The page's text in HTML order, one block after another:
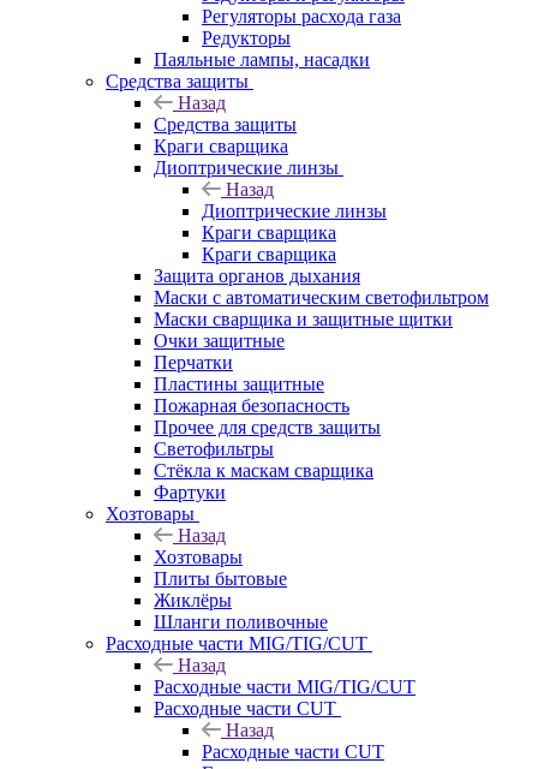
Регуляторы расхода газа
Редукторы
Паяльные лампы, насадки
Средства защиты
Назад
Средства защиты
Краги сварщика
Диоптрические линзы
Назад
Диоптрические линзы
Краги сварщика
Краги сварщика
Защита органов дыхания
Маски с автоматическим светофильтром
Маски сварщика и защитные щитки
Очки защитные
Перчатки
Пластины защитные
Пожарная безопасность
Прочее для средств защиты
Светофильтры
Стёкла к маскам сварщика
Фартуки
Хозтовары
Назад
Хозтовары
Плиты бытовые
Жиклёры
Шланги поливочные
Расходные части MIG/TIG/CUT
Назад
Расходные части MIG/TIG/CUT
Расходные части CUT
Назад
Расходные части CUT